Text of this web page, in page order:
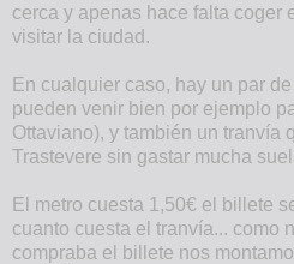
cerca y apenas hace falta coger
visitar la ciudad.
En cualquier caso, hay un par
pueden venir bien por ejemplo
Ottaviano), y también un tranvía
Trastevere sin gastar mucha
El metro cuesta 1,50€ el billete
cuanto cuesta el tranvía... como
compraba el billete nos